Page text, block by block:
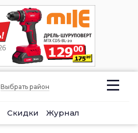
Выбрать район
Скидки Журнал